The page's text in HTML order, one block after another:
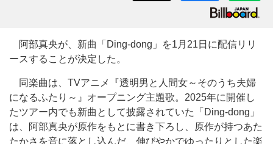
阿部真央が、新曲「Ding-dong」を1月21日に配信リリ
ースすることが決定した。
同楽曲は、TVアニメ『透明男と人間女～そのうち夫婦
になるふたり～』オープニング主題歌。2025年に開催し
たツアー内でも新曲として披露されていた「Ding-dong」
は、阿部真央が原作をもとに書き下ろし、原作が持つあた
たかさを音に落とし込んだ、伸びやかでゆったりとした楽